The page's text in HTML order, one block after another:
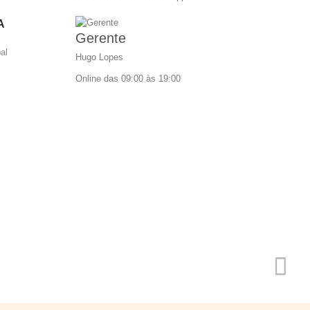
Gerente
Hugo Lopes
Online das 09:00 às 19:00